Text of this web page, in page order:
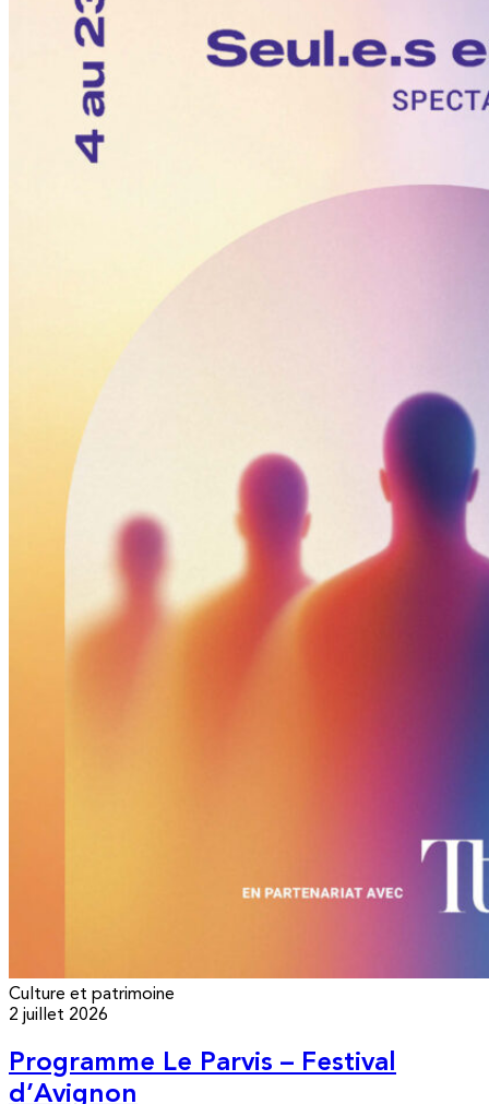
Culture et patrimoine
2 juillet 2026
Programme Le Parvis – Festival
d’Avignon